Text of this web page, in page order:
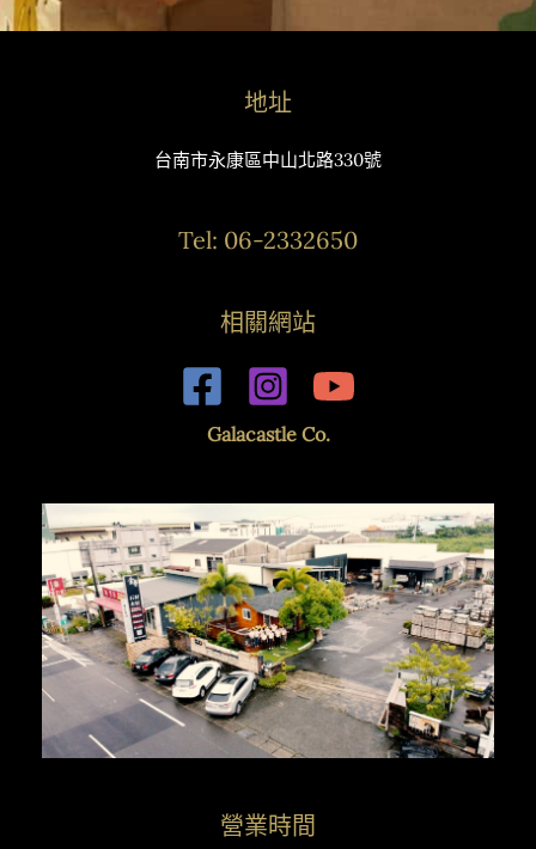
地址
台南市永康區中山北路330號
Tel: 06-2332650
相關網站
Galacastle Co.
營業時間